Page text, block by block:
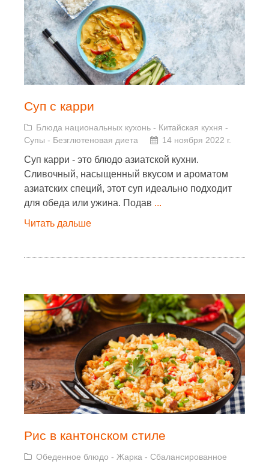
Суп с карри
Блюда национальных кухонь - Китайская кухня -
Супы - Безглютеновая диета 14 ноября 2022 г.
Суп карри - это блюдо азиатской кухни.
Сливочный, насыщенный вкусом и ароматом
азиатских специй, этот суп идеально подходит
для обеда или ужина. Подав ...
Читать дальше
Рис в кантонском стиле
Обеденное блюдо - Жарка - Сбалансированное